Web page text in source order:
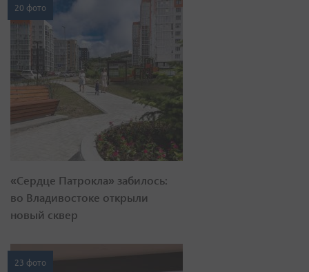
20 фото
«Сердце Патрокла» забилось:
во Владивостоке открыли
новый сквер
23 фото